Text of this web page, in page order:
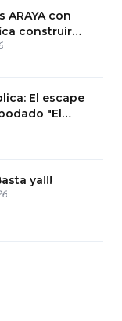
ARAYA con
construir
Cana"
El escape
"El
ya!!!